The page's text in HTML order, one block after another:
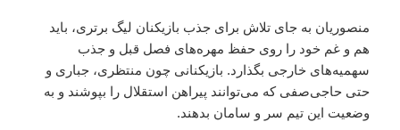
منصوریان به جای تلاش برای جذب بازیکنان لیگ برتری، باید
هم و غم خود را روی حفظ مهره‌های فصل قبل و جذب
سهمیه‌های خارجی بگذارد. بازیکنانی چون منتظری، جباری و
حتی حاجی‌صفی که می‌توانند پیراهن استقلال را بپوشند و به
وضعیت این تیم سر و سامان بدهند.